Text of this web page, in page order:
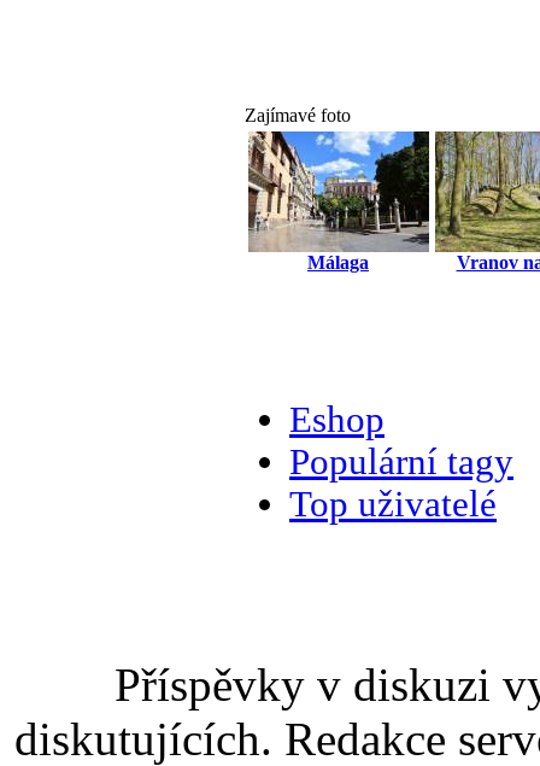
Zajímavé foto
Málaga Vranov
Eshop
Populární tagy
Top uživatelé
Příspěvky v diskuzi
diskutujících. Redakce